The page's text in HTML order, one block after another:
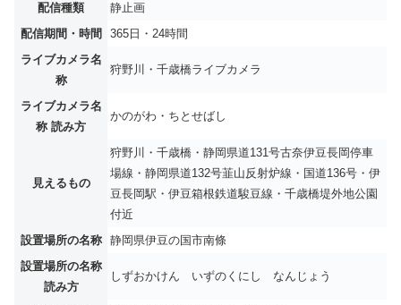
配信種類
静止画
配信期間・時間
365日・24時間
ライブカメラ名
称
狩野川・千歳橋ライブカメラ
ライブカメラ名
称 読み方
かのがわ・ちとせばし
見えるもの
狩野川・千歳橋・静岡県道131号古奈伊豆長岡停車
場線・静岡県道132号韮山反射炉線・国道136号・伊
豆長岡駅・伊豆箱根鉄道駿豆線・千歳橋堤外地公園
付近
設置場所の名称
静岡県伊豆の国市南條
設置場所の名称
読み方
しずおかけん いずのくにし なんじょう